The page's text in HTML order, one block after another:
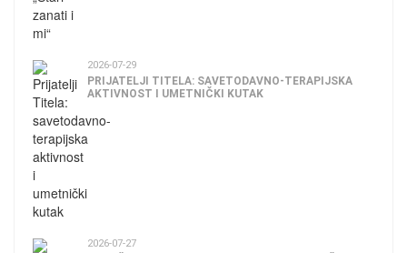
2026-07-29
PRIJATELJI TITELA: SAVETODAVNO-TERAPIJSKA
AKTIVNOST I UMETNIČKI KUTAK
2026-07-27